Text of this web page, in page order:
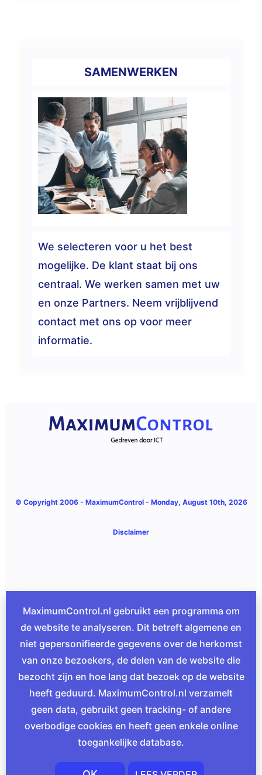
SAMENWERKEN
We selecteren voor u het best
mogelijke. De klant staat bij ons
centraal. We werken samen met uw
en onze Partners. Neem vrijblijvend
contact met ons op voor meer
informatie.
© Copyright 2006 - MaximumControl- Monday, August 10th, 2026
Disclaimer
MaximumControl.nl gebruikt een programma om
de website te analyseren. Dit betreft algemene en
niet gepersonifieerde gegevens over de herkomst
van onze bezoekers, de delen van de website die
bezocht zijn en hoe lang dat bezoek op de website
heeft geduurd. MaximumControl.nl verzamelt
geen data, gebruikt geen tracking- of andere
overbodige cookies en heeft geen enkele online
toegankelijke database.